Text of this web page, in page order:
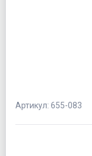
Артикул: 655-083